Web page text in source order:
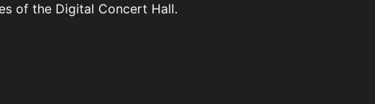
of the Digital Concert Hall.